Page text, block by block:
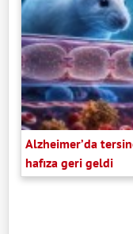
Alzheimer’da
hafıza geri geldi